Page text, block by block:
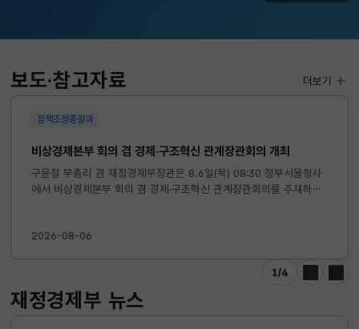
국고채(3년)
보도·참고자료
정책조정총괄과
비상경제본부 회의 겸 경제·구조혁신 관계장관회의 개최
구윤철 부총리 겸 재정경제부장관은 8.6일(목) 08:30 정부서울청사
에서 비상경제본부 회의 겸 경제·구조혁신 관계장관회의를 주재하였
2026-08-06
1/4
이전 다음
더보기
재정경제부 뉴스